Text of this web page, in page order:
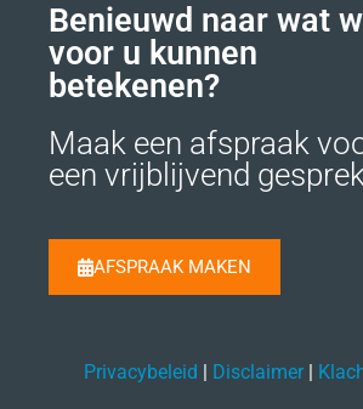
Benieuwd naar wat
voor u kunnen
betekenen?
Maak een afspraak
een vrijblijvend
AFSPRAAK MAKEN
Privacybeleid Disclaimer|